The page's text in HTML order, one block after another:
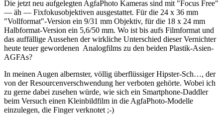
Die jetzt neu aufgelegten AgfaPhoto Kameras sind mit "Focus Free"
— äh — Fixfokusobjektiven ausgestattet. Für die 24 x 36 mm
"Vollformat"-Version ein 9/31 mm Objektiv, für die 18 x 24 mm
Halbformat-Version ein 5,6/50 mm. Wo ist bis aufs Filmformat und
das auffällige Aussehen der wirkliche Unterschied dieser Vernichter
heute teuer gewordenen Analogfilms zu den beiden Plastik-Asien-
AGFAs?
In meinen Augen albernster, völlig überflüssiger Hipster-Sch…, der
von der Resourcenverschwendung her verboten gehörte. Wobei ich
zu gerne dabei zusehen würde, wie sich ein Smartphone-Daddler
beim Versuch einen Kleinbildfilm in die AgfaPhoto-Modelle
einzulegen, die Finger verknotet ;-)